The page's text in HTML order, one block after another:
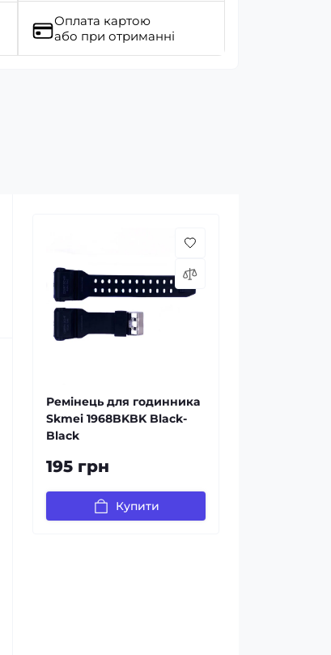
Оплата картою
або при отриманні
Ремінець для годинника
Skmei 1968BKBK Black-
Black
195 грн
Купити